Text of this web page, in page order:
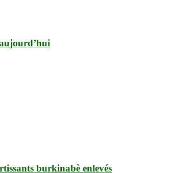
burkinabè enlevés